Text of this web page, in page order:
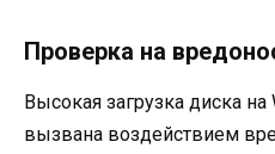
Проверка на
Высокая загрузка диска
вызвана воздействием